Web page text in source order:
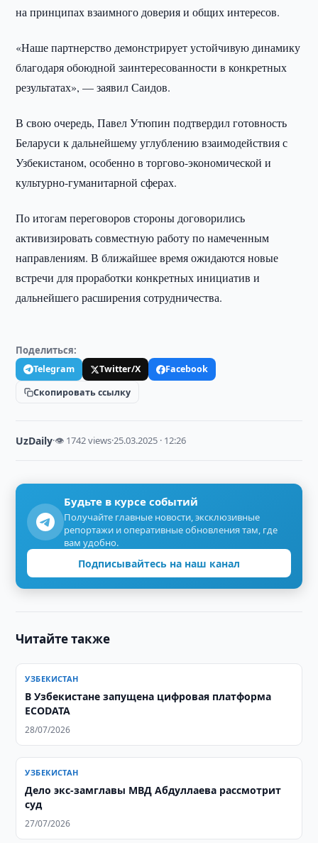
на принципах взаимного доверия и общих интересов.
«Наше партнерство демонстрирует устойчивую динамику
благодаря обоюдной заинтересованности в конкретных
результатах», — заявил Саидов.
В свою очередь, Павел Утюпин подтвердил готовность
Беларуси к дальнейшему углублению взаимодействия с
Узбекистаном, особенно в торгово-экономической и
культурно-гуманитарной сферах.
По итогам переговоров стороны договорились
активизировать совместную работу по намеченным
направлениям. В ближайшее время ожидаются новые
встречи для проработки конкретных инициатив и
дальнейшего расширения сотрудничества.
Поделиться:
Telegram Twitter/X
Facebook
Скопировать ссылку
UzDaily·👁 1742 views·25.03.2025 · 12:26
Будьте в курсе событий
Получайте главные новости, эксклюзивные
репортажи и оперативные обновления там, где
вам удобно.
Подписывайтесь на наш канал
Читайте также
УЗБЕКИСТАН
В Узбекистане запущена цифровая платформа
ECODATA
28/07/2026
УЗБЕКИСТАН
Дело экс-замглавы МВД Абдуллаева рассмотрит
суд
27/07/2026